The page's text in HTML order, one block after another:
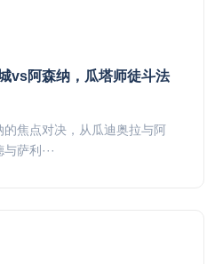
vs阿森纳，瓜塔师徒斗法
焦点对决，从瓜迪奥拉与阿
萨利···